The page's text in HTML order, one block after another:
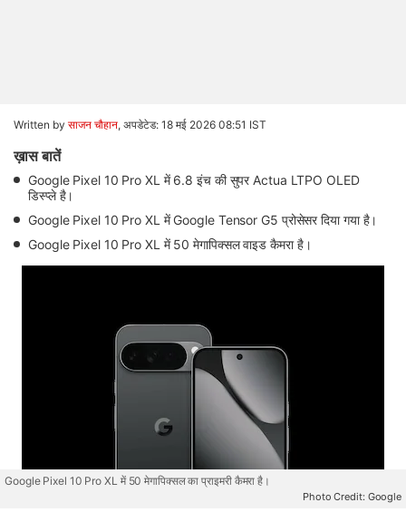
Written by साजन चौहान, अपडेटेड: 18 मई 2026 08:51 IST
ख़ास बातें
Google Pixel 10 Pro XL में 6.8 इंच की सुपर Actua LTPO OLED
डिस्प्ले है।
Google Pixel 10 Pro XL में Google Tensor G5 प्रोसेसर दिया गया है।
Google Pixel 10 Pro XL में 50 मेगापिक्सल वाइड कैमरा है।
Google Pixel 10 Pro XL में 50 मेगापिक्सल का प्राइमरी कैमरा है।
Photo Credit: Google